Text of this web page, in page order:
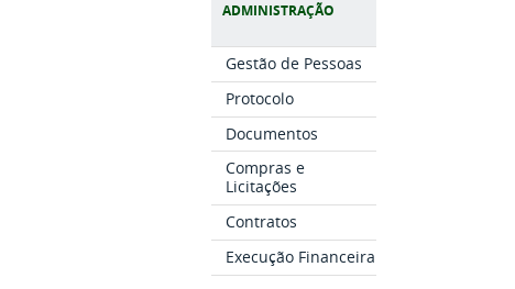
ADMINISTRAÇÃO
Gestão de Pessoas
Protocolo
Documentos
Compras e
Licitações
Contratos
Execução Financeira